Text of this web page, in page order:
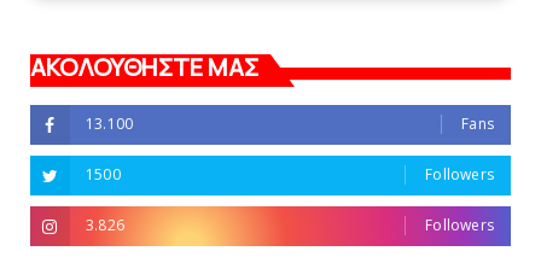
ΑΚΟΛΟΥΘΗΣΤΕ ΜΑΣ
13.100 Fans
1500 Followers
3.826 Followers